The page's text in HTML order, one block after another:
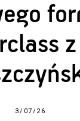
3/07/26